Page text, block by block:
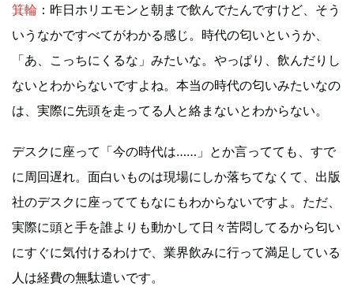
箕輪 ：昨日ホリエモンと朝まで飲んでたんですけど、そう
いうなかですべてがわかる感じ。時代の匂いというか、
「あ、こっちにくるな」みたいな。やっぱり、飲んだりし
ないとわからないですよね。本当の時代の匂いみたいなの
は、実際に先頭を走ってる人と絡まないとわからない。
デスクに座って「今の時代は……」とか言ってても、すで
に周回遅れ。面白いものは現場にしか落ちてなくて、出版
社のデスクに座っててもなにもわからないですよ。ただ、
実際に頭と手を誰よりも動かして日々苦悶してるから匂い
にすぐに気付けるわけで、業界飲みに行って満足している
人は経費の無駄遣いです。